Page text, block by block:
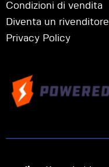
Condizioni di vendita
Diventa un rivenditore
Privacy Policy